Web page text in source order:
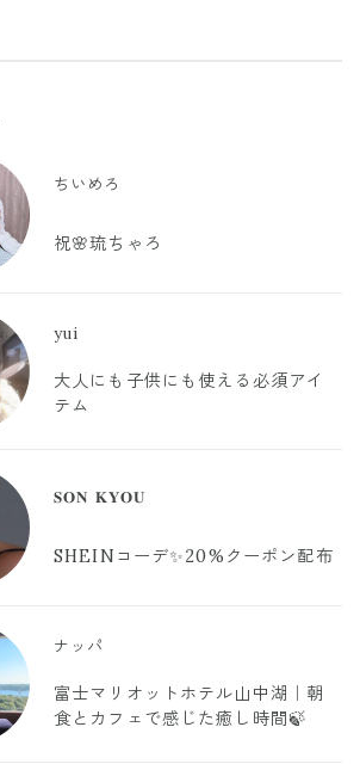
ちいめろ
祝🌸琉ちゃろ
yui
大人にも子供にも使える必須アイ
テム
𝐒𝐎𝐍 𝐊𝐘𝐎𝐔
SHEINコーデ✨20%クーポン配布
ナッパ
富士マリオットホテル山中湖｜朝
食とカフェで感じた癒し時間🍃